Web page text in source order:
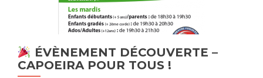
ÉVÈNEMENT DÉCOUVERTE –
CAPOEIRA POUR TOUS !